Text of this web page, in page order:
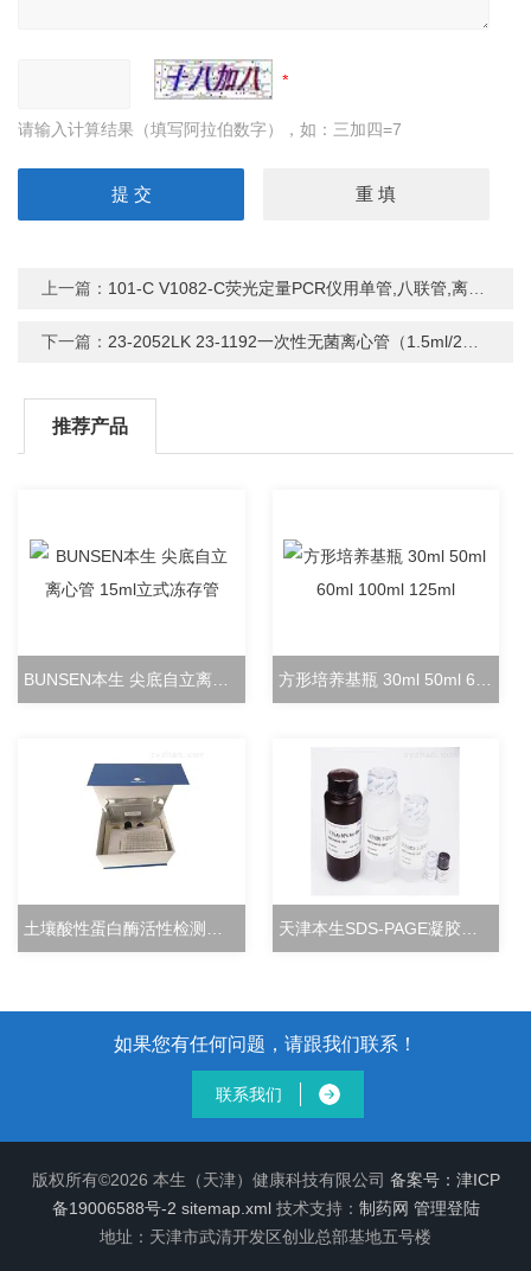
请输入计算结果（填写阿拉伯数字），如：三加四=7
上一篇： 101-C V1082-C荧光定量PCR仪用单管,八联管,离心管等耗材
下一篇： 23-2052LK 23-1192一次性无菌离心管（1.5ml/2ml）无DNA酶EP管
推荐产品
天津本生SDS-PAGE凝胶快速配制试剂盒
如果您有任何问题，请跟我们联系！
联系我们
版权所有©2026 本生（天津）健康科技有限公司 备案号：津ICP
备19006588号-2 sitemap.xml技术支持： 制药网 管理登陆
地址：天津市武清开发区创业总部基地五号楼